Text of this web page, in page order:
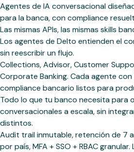
Agentes de IA conversacional
para la banca, con compliance
Las mismas APIs, las mismas skills
Los agentes de Delto entienden el
sin reescribir un flujo.
Collections, Advisor, Customer
Corporate Banking. Cada agente
compliance bancario listos para
Todo lo que tu banco necesita para
conversacionales a escala, sin
distintos.
Audit trail inmutable, retención de 7
por país, MFA + SSO + RBAC